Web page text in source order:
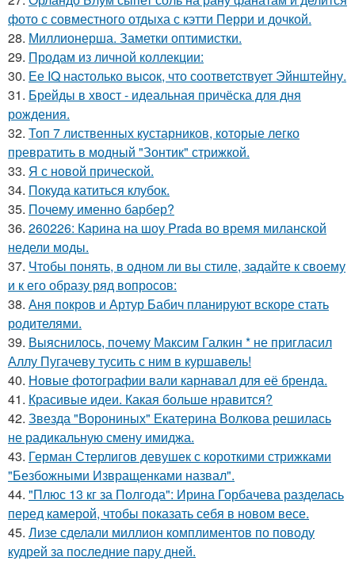
фото с совместного отдыха с кэтти Перри и дочкой.
28. Миллионерша. Заметки оптимистки.
29. Продам из личной коллекции:
30. Ее IQ наcтолько выcок, что соответcтвует Эйнштейну.
31. Брейды в хвост - идеальная причёска для дня
рождения.
32. Топ 7 лиственных кустарников, которые легко
превратить в модный "Зонтик" стрижкой.
33. Я с новой прической.
34. Покуда катиться клубок.
35. Почему именно барбер?
36. 260226: Карина на шоу Prada во время миланской
недели моды.
37. Чтобы понять, в одном ли вы стиле, задайте к своему
и к его образу ряд вопросов:
38. Аня покров и Артур Бабич планируют вскоре стать
родителями.
39. Выяснилось, почему Максим Галкин * не пригласил
Аллу Пугачеву тусить с ним в куршавель!
40. Новые фотографии вали карнавал для её бренда.
41. Красивые идеи. Какая больше нравится?
42. Звезда "Ворониных" Екатерина Волкова решилась
не радикальную смену имиджа.
43. Герман Стерлигов девушек с короткими стрижками
"Безбожными Извращенками назвал".
44. "Плюс 13 кг за Полгода": Ирина Горбачева разделась
перед камерой, чтобы показать себя в новом весе.
45. Лизе сделали миллион комплиментов по поводу
кудрей за последние пару дней.